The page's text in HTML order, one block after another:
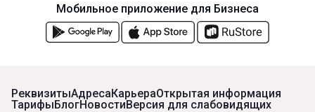
РеквизитыАдресаКарьераОткрытая информация
ТарифыБлогНовостиВерсия для слабовидящих
Мобильное приложение для Бизнеса